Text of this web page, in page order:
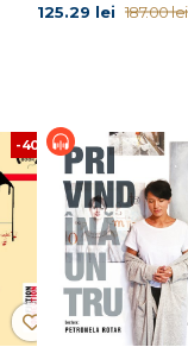
125.29 lei 187.00 lei
-40%